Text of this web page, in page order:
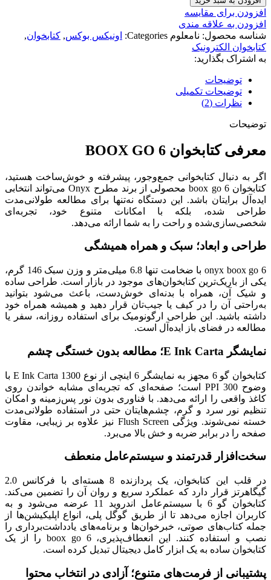
افزودن برای مقایسه
افزودن به علاقه مندی
شناسه محصول: نامعلوم Categories: اونیکس بوکس, کتابخوان,
کتابخوان الکترونیک
به اشتراک بگذارید:
توضیحات
توضیحات تکمیلی
نظرات (2)
توضیحات
معرفی کتابخوان BOOX GO 6
اگر به دنبال کتابخوانی جمع‌وجور، پیشرفته و خوش‌ساخت هستید،
کتابخوان boox go 6 محصولی از برند مطرح Onyx می‌تواند انتخابی
ایده‌آل برایتان باشد. این دستگاه نه‌تنها برای مطالعه طولانی‌مدت
طراحی شده، بلکه با امکانات متنوع خود، تجربه‌ای
شخصی‌سازی‌شده و راحت را به شما ارائه می‌دهد.
طراحی و ابعاد؛ سبک و همراه همیشگی
onyx boox go 6 با ضخامت تنها 6.8 میلی‌متر و وزن سبک 146 گرم،
یکی از باریک‌ترین کتابخوان‌های موجود در بازار است. طراحی ساده
و شیک آن، همراه با بدنه‌ای خوش‌دست، باعث می‌شود بتوانید
به‌راحتی آن را در کیف یا جیب‌تان قرار دهید و همیشه همراه خود
داشته باشید. این طراحی ارگونومیک برای استفاده روزانه، سفر یا
مطالعه در فضای باز ایده‌آل است.
نمایشگر E Ink Carta؛ مطالعه بدون خستگی چشم
کتابخوان گو 6 مجهز به نمایشگر 6 اینچی از نوع E Ink Carta 1300 با
وضوح 300 PPI است؛ صفحه‌ای که تجربه‌ای مشابه خواندن روی
کاغذ واقعی را ارائه می‌دهد. با فناوری بدون نور پس‌زمینه و امکان
تنظیم نور سرد و گرم، چشم‌هایتان حتی در استفاده طولانی‌مدت
خسته نمی‌شوند. ویژگی Flush Screen نیز علاوه بر زیبایی، مقاوت
صفحه را در برابر ضربه و خش بالا می‌برد.
سخت‌افزار قدرتمند و سیستم‌عامل منعطف
در قلب این کتابخوان، یک پردازنده 8 هسته‌ای با فرکانس 2.0
گیگاهرتز قرار دارد که عملکرد سریع و روان آن را تضمین می‌کند.
کتابخوان گو 6 با سیستم‌عامل اندروید 11 عرضه می‌شود و به
کاربران اجازه می‌دهد تا از طریق گوگل پلی، انواع اپلیکیشن‌ها از
جمله کتاب‌های صوتی، خبرخوان‌ها و برنامه‌های یادداشت‌برداری را
نصب و استفاده کنند. این انعطاف‌پذیری، boox go 6 را از یک
کتابخوان ساده به یک ابزار کامل دیجیتال تبدیل کرده است.
پشتیبانی از فرمت‌های متنوع؛ آزادی در انتخاب محتوا